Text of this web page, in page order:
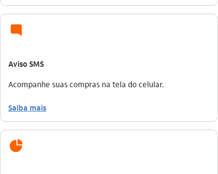
sms_chat
Aviso SMS
Acompanhe suas compras na tela do celular.
Saiba mais
icon-itaufonts_parcelamento icon